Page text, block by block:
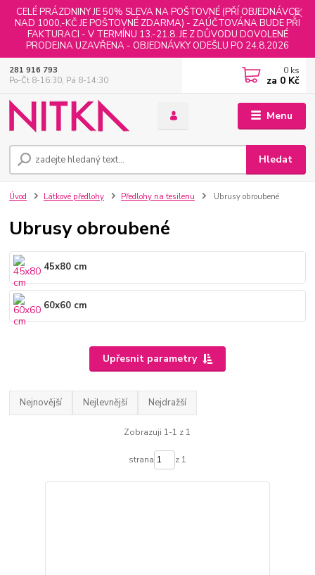
CELÉ PRÁZDNINY JE 50% SLEVA NA POŠTOVNÉ (PŘÍ OBJEDNÁVCE
NAD 1000,-KČ JE POŠTOVNÉ ZDARMA) - ZAÚČTOVÁNA BUDE PŘI
FAKTURACI - V TERMÍNU 13.-21.8. JE Z DŮVODU DOVOLENÉ
PRODEJNA UZAVŘENA - OBJEDNÁVKY ODEŠLU PO 24.8.2026
Menu
Hledat
281 916 793
Po-Čt 8-16:30, Pá 8-14:30
0 ks
za 0 Kč
Úvod Látkové předlohy Předlohy na tesilenu Ubrusy obroubené
Ubrusy obroubené
45x80 cm
60x60 cm
Upřesnit parametry
Nejnovější Nejlevnější Nejdražší
Zobrazuji 1-1 z 1
strana z 1